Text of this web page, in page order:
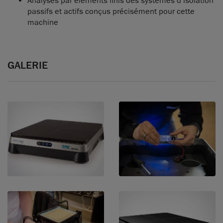
passifs et actifs conçus précisément pour cette
machine
GALERIE